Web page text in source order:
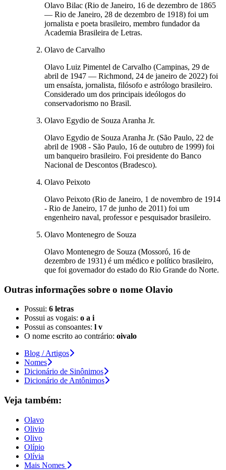
Olavo Bilac (Rio de Janeiro, 16 de dezembro de 1865
— Rio de Janeiro, 28 de dezembro de 1918) foi um
jornalista e poeta brasileiro, membro fundador da
Academia Brasileira de Letras.
Olavo de Carvalho
Olavo Luiz Pimentel de Carvalho (Campinas, 29 de
abril de 1947 — Richmond, 24 de janeiro de 2022) foi
um ensaísta, jornalista, filósofo e astrólogo brasileiro.
Considerado um dos principais ideólogos do
conservadorismo no Brasil.
Olavo Egydio de Souza Aranha Jr.
Olavo Egydio de Souza Aranha Jr. (São Paulo, 22 de
abril de 1908 - São Paulo, 16 de outubro de 1999) foi
um banqueiro brasileiro. Foi presidente do Banco
Nacional de Descontos (Bradesco).
Olavo Peixoto
Olavo Peixoto (Rio de Janeiro, 1 de novembro de 1914
- Rio de Janeiro, 17 de junho de 2011) foi um
engenheiro naval, professor e pesquisador brasileiro.
Olavo Montenegro de Souza
Olavo Montenegro de Souza (Mossoró, 16 de
dezembro de 1931) é um médico e político brasileiro,
que foi governador do estado do Rio Grande do Norte.
Outras informações sobre o nome Olavio
Possui: 6 letras
Possui as vogais: o a i
Possui as consoantes: l v
O nome escrito ao contrário: oivalo
Blog / Artigos
Nomes
Dicionário de Sinônimos
Dicionário de Antônimos
Veja também:
Olavo
Olivio
Olivo
Olípio
Olívia
Mais Nomes